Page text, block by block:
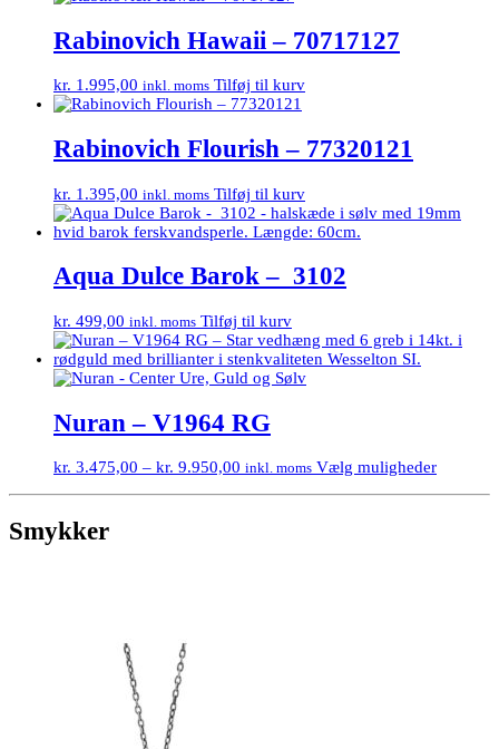
Rabinovich Hawaii – 70717127
kr. 1.995,00 inkl. moms Tilføj til kurv
Rabinovich Flourish – 77320121
kr. 1.395,00 inkl. moms Tilføj til kurv
Aqua Dulce Barok – 3102
kr. 499,00 inkl. moms Tilføj til kurv
Nuran – V1964 RG
kr. 3.475,00 – kr. 9.950,00 inkl. moms Vælg muligheder
Smykker